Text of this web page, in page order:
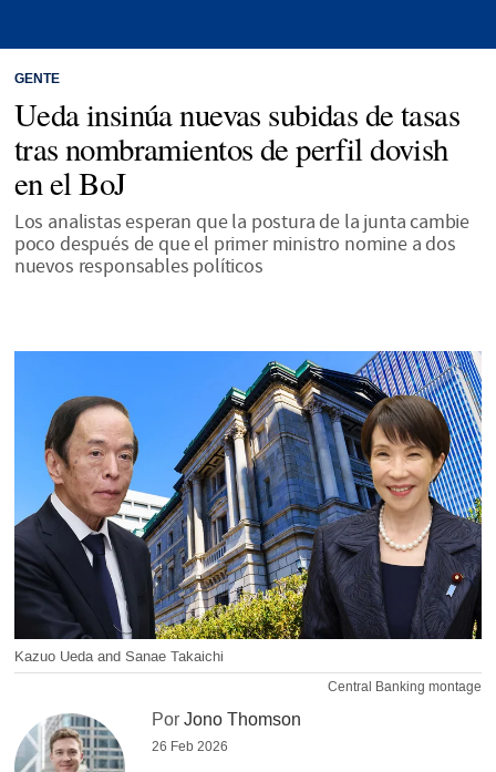
GENTE
Ueda insinúa nuevas subidas de tasas
tras nombramientos de perfil dovish
en el BoJ
Los analistas esperan que la postura de la junta cambie
poco después de que el primer ministro nomine a dos
nuevos responsables políticos
Kazuo Ueda and Sanae Takaichi
Central Banking montage
PorJono Thomson
26 Feb 2026